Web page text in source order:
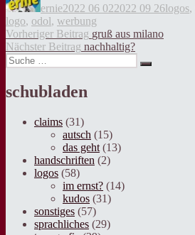
ernie2022 06 022022 09 26logos,
logo, odol, werbung
Beitragsnavigation
Vorheriger Beitrag Vorheriger
Beitrag:
gruß aus milano
Nächster Beitrag Nächster
Beitrag:
nachhaltig?
Suche
nach:
Suche
schubladen
claims (31)
autsch (15)
das geht (13)
handschriften (2)
logos (58)
im ernst? (14)
kudos (31)
sonstiges (57)
sprachliches (29)